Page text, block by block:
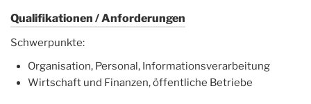
Qualifikationen / Anforderungen
Schwerpunkte:
Organisation, Personal, Informationsverarbeitung
Wirtschaft und Finanzen, öffentliche Betriebe